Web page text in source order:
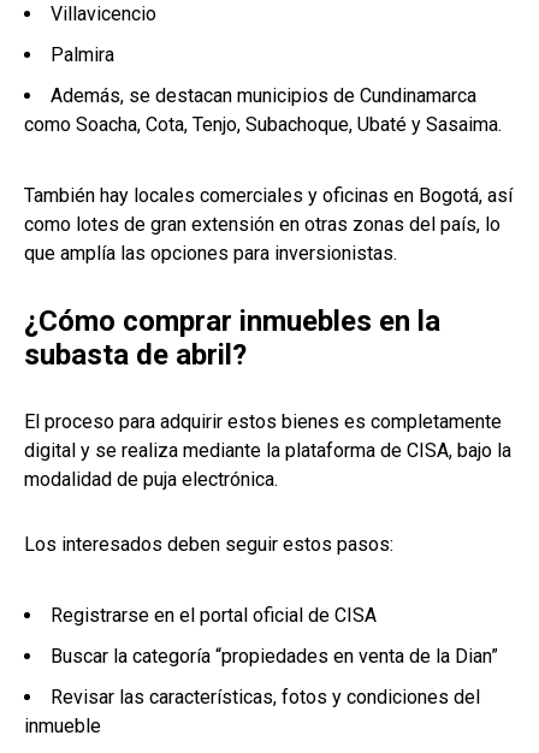
Villavicencio
Palmira
Además, se destacan municipios de Cundinamarca
como Soacha, Cota, Tenjo, Subachoque, Ubaté y Sasaima.
También hay locales comerciales y oficinas en Bogotá, así
como lotes de gran extensión en otras zonas del país, lo
que amplía las opciones para inversionistas.
¿Cómo comprar inmuebles en la
subasta de abril?
El proceso para adquirir estos bienes es completamente
digital y se realiza mediante la plataforma de CISA, bajo la
modalidad de puja electrónica.
Los interesados deben seguir estos pasos:
Registrarse en el portal oficial de CISA
Buscar la categoría “propiedades en venta de la Dian”
Revisar las características, fotos y condiciones del
inmueble